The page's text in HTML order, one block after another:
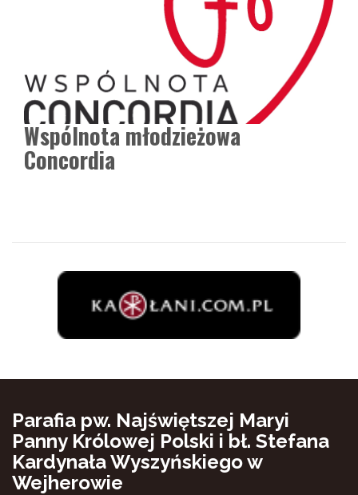
Wspólnota młodzieżowa
Concordia
Parafia pw. Najświętszej Maryi
Panny Królowej Polski i bł. Stefana
Kardynała Wyszyńskiego w
Wejherowie